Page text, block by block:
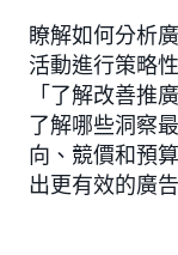
瞭解如何分析
活動進行策略
「了解改善推
了解哪些洞察
向、競價和預
出更有效的廣